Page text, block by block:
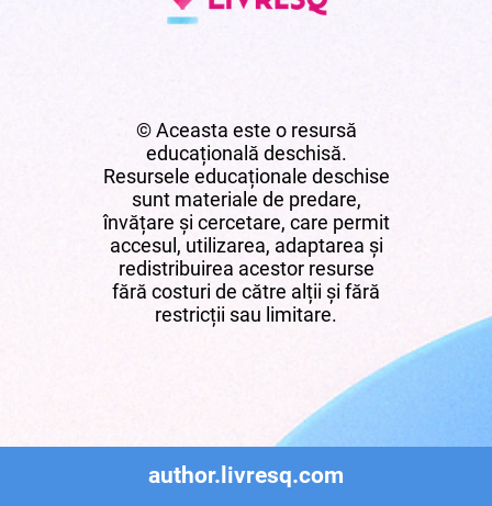
© Aceasta este o resursă
educațională deschisă.
Resursele educaționale deschise
sunt materiale de predare,
învățare și cercetare, care permit
accesul, utilizarea, adaptarea și
redistribuirea acestor resurse
fără costuri de către alții și fără
restricții sau limitare.
author.livresq.com